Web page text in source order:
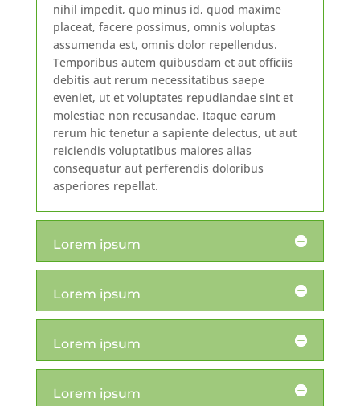
nihil impedit, quo minus id, quod maxime
placeat, facere possimus, omnis voluptas
assumenda est, omnis dolor repellendus.
Temporibus autem quibusdam et aut officiis
debitis aut rerum necessitatibus saepe
eveniet, ut et voluptates repudiandae sint et
molestiae non recusandae. Itaque earum
rerum hic tenetur a sapiente delectus, ut aut
reiciendis voluptatibus maiores alias
consequatur aut perferendis doloribus
asperiores repellat.
Lorem ipsum
Lorem ipsum
Lorem ipsum
Lorem ipsum